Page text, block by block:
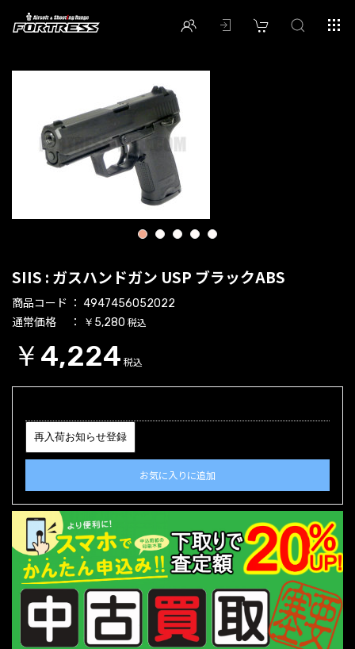
1 2 3 4 5
SIIS : ガスハンドガン USP ブラックABS
商品コード 4947456052022
通常価格 ￥5,280 税込
￥4,224 税込
再入荷お知らせ登録
お気に入りに追加